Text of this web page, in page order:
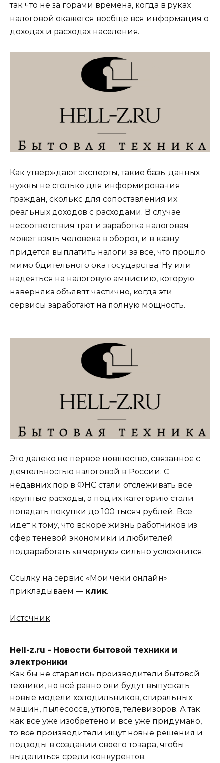
так что не за горами времена, когда в руках
налоговой окажется вообще вся информация о
доходах и расходах населения.
Как утверждают эксперты, такие базы данных
нужны не столько для информирования
граждан, сколько для сопоставления их
реальных доходов с расходами. В случае
несоответствия трат и заработка налоговая
может взять человека в оборот, и в казну
придется выплатить налоги за все, что прошло
мимо бдительного ока государства. Ну или
надеяться на налоговую амнистию, которую
наверняка объявят частично, когда эти
сервисы заработают на полную мощность.
Это далеко не первое новшество, связанное с
деятельностью налоговой в России. С
недавних пор в ФНС стали отслеживать все
крупные расходы, а под их категорию стали
попадать покупки до 100 тысяч рублей. Все
идет к тому, что вскоре жизнь работников из
сфер теневой экономики и любителей
подзаработать «в черную» сильно усложнится.
Ссылку на сервис «Мои чеки онлайн»
прикладываем — клик.
Источник
Hell-z.ru - Новости бытовой техники и
электроники
Как бы не старались производители бытовой
техники, но всё равно они будут выпускать
новые модели холодильников, стиральных
машин, пылесосов, утюгов, телевизоров. А так
как всё уже изобретено и все уже придумано,
то все производители ищут новые решения и
подходы в создании своего товара, чтобы
выделиться среди конкурентов.